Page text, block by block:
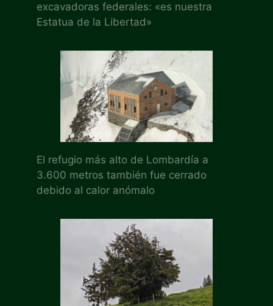
excavadoras federales: «es nuestra
Estatua de la Libertad»
El refugio más alto de Lombardía a
3.600 metros también fue cerrado
debido al calor anómalo